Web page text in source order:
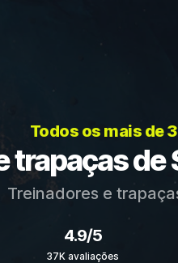
Todos os mais de
trapaças
Treinadores e
4.9/5
37K avaliações